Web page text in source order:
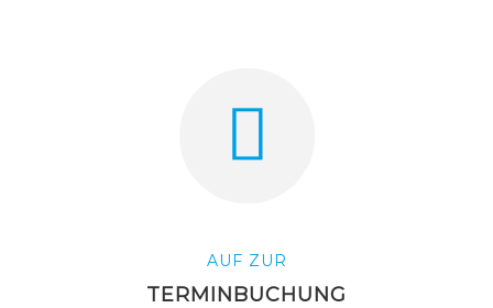
AUF ZUR
TERMINBUCHUNG